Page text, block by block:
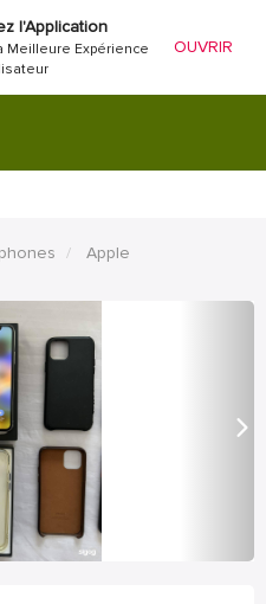
l'Application
Meilleure Expérience
OUVRIR
Apple